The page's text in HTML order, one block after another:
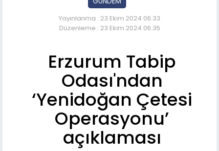
Yayınlanma : 23 Ekim 2024 06:33
Düzenleme : 23 Ekim 2024 06:35
Erzurum Tabip
Odası'ndan
‘Yenidoğan Çetesi
Operasyonu’
açıklaması